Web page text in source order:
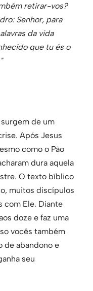
retirar-vos?
Senhor, para
da vida
que tu és o
de um
Após Jesus
como o Pão
dura aquela
O texto bíblico
muitos discípulos
com Ele. Diante
doze e faz uma
vocês também
de abandono e
seu